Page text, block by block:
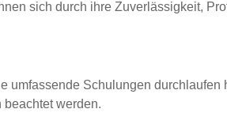
sich durch ihre Zuverlässigkeit,
umfassende Schulungen
werden.